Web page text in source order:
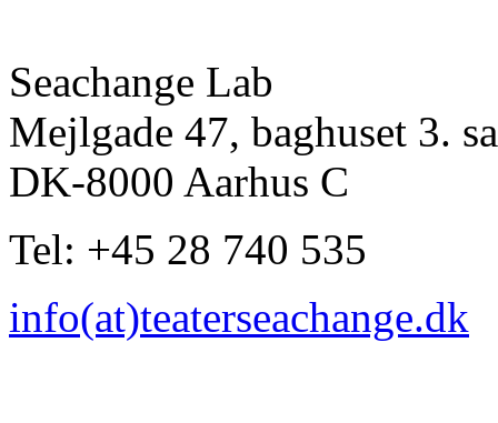
Seachange Lab
Mejlgade 47, baghuset 3.
DK-8000 Aarhus C
Tel: +45 28 740 535
info(at)teaterseachange.dk